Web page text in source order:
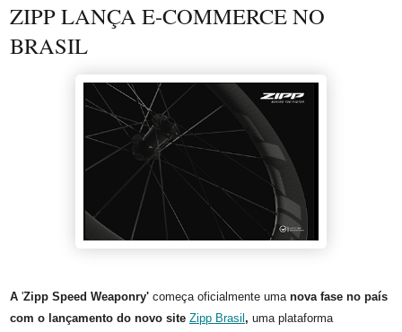
ZIPP LANÇA E-COMMERCE NO
BRASIL
A 'Zipp Speed Weaponry' começa oficialmente uma nova fase no país
com o lançamento do novo site Zipp Brasil , uma plataforma